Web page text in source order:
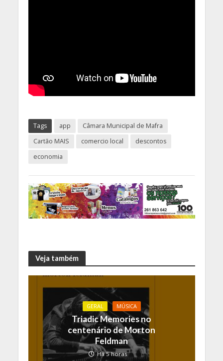
Tags app
Câmara Municipal de Mafra
Cartão MAIS
comercio local
descontos
economia
Veja também
GERAL MÚSICA
Triadic Memories no
centenário de Morton
Feldman
Há 5 horas